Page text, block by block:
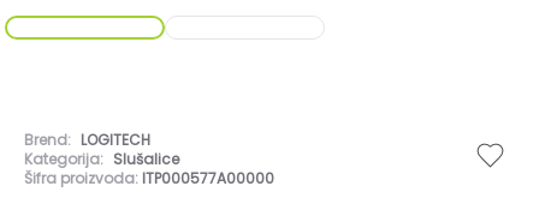
Brend: LOGITECH
Kategorija: Slušalice
Šifra proizvoda: ITP000577A00000